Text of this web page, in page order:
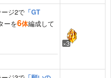
ージ2で 「GT
ーを6体編成して
×3